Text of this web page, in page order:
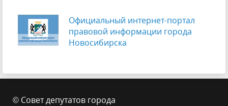
Официальный интернет-портал
правовой информации города
Новосибирска
© Совет депутатов города